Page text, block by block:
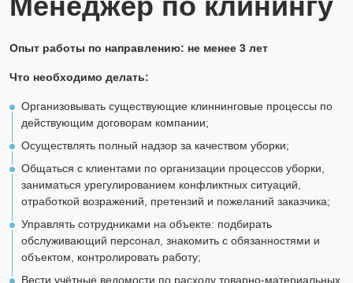
Опыт работы по направлению: не менее 3 лет
Что необходимо делать:
Организовывать существующие клиннинговые процессы по
действующим договорам компании;
Осуществлять полный надзор за качеством уборки;
Общаться с клиентами по организации процессов уборки,
заниматься урегулированием конфликтных ситуаций,
отработкой возражений, претензий и пожеланий заказчика;
Управлять сотрудниками на объекте: подбирать
обслуживающий персонал, знакомить с обязанностями и
объектом, контролировать работу;
Вести учётные ведомости по расходу товарно-материальных